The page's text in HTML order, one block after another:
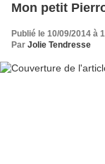
Mon petit
Publié le 10/09/2014 à
Par Jolie Tendresse